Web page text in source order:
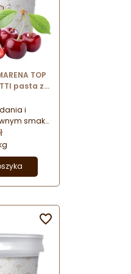
TOP
pasta z
i
smaku
do
